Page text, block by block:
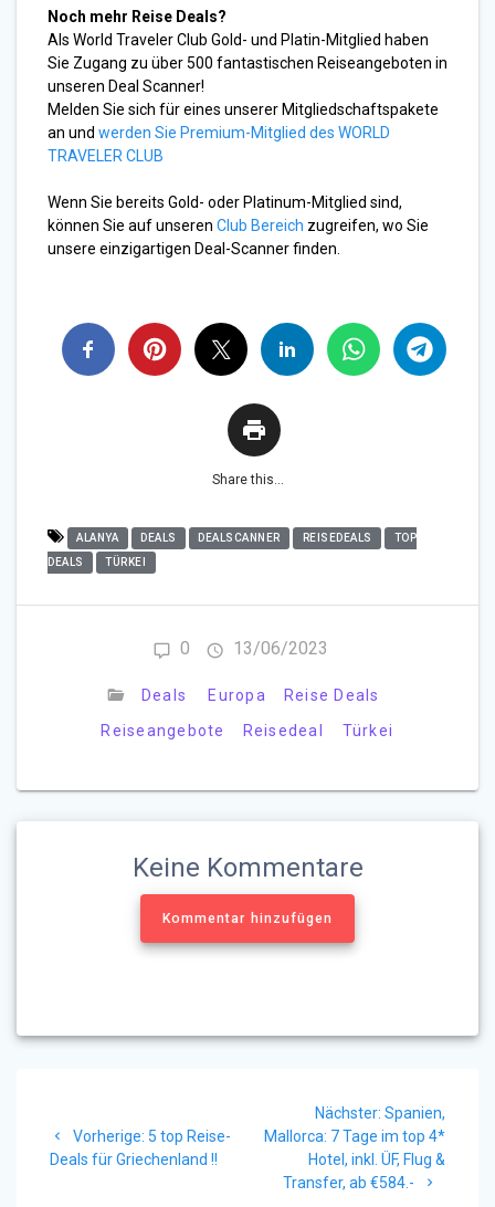
Noch mehr Reise Deals?
Als World Traveler Club Gold- und Platin-Mitglied haben
Sie Zugang zu über 500 fantastischen Reiseangeboten in
unseren Deal Scanner!
Melden Sie sich für eines unserer Mitgliedschaftspakete
an und werden Sie Premium-Mitglied des WORLD
TRAVELER CLUB
Wenn Sie bereits Gold- oder Platinum-Mitglied sind,
können Sie auf unseren Club Bereich zugreifen, wo Sie
unsere einzigartigen Deal-Scanner finden.
Share this...
ALANYA DEALS DEALSCANNER REISEDEALS
TOP
DEALS
TÜRKEI
0 13/06/2023
Deals Europa
Reise Deals
Reiseangebote
Reisedeal Türkei
Keine Kommentare
Kommentar hinzufügen
Vorherige: Vorheriger
Beitrag:
5 top Reise-
Deals für Griechenland !!
Nächster: Nächster
Beitrag:
Spanien,
Mallorca: 7 Tage im top 4*
Hotel, inkl. ÜF, Flug &
Transfer, ab €584.-